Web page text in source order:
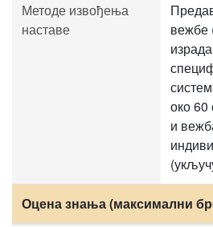
Методе извођења
наставе
вежбе
око 60
и
Оцена знања (максимални